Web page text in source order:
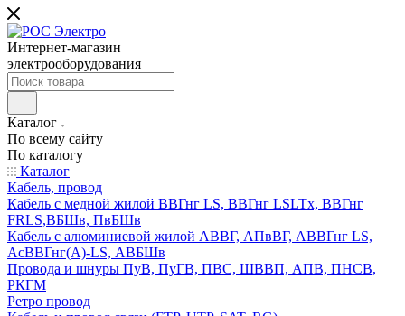
Интернет-магазин
электрооборудования
Каталог
По всему сайту
По каталогу
Каталог
Кабель, провод
Кабель с медной жилой ВВГнг LS, ВВГнг LSLTx, ВВГнг
FRLS,ВБШв, ПвБШв
Кабель с алюминиевой жилой АВВГ, АПвВГ, АВВГнг LS,
АсВВГнг(А)-LS, АВБШв
Провода и шнуры ПуВ, ПуГВ, ПВС, ШВВП, АПВ, ПНСВ,
РКГМ
Ретро провод